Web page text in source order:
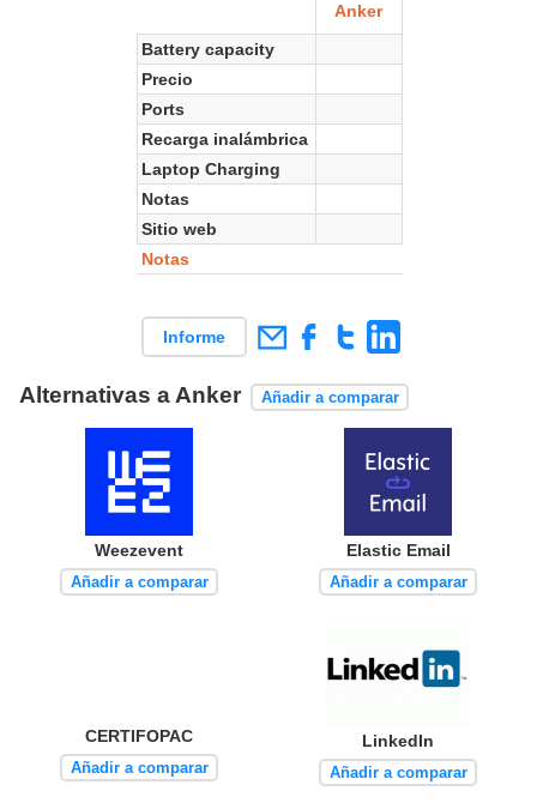
Anker
Battery capacity
Precio
Ports
Recarga inalámbrica
Laptop Charging
Notas
Sitio web
Notas
Informe
Alternativas a Anker Añadir a comparar
Weezevent
Añadir a comparar
Elastic Email
Añadir a comparar
CERTIFOPAC
Añadir a comparar
LinkedIn
Añadir a comparar